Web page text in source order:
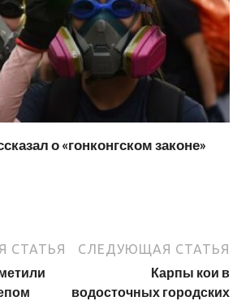
о «гонконгском законе»
СТАТЬЯ СЛЕДУЮЩАЯ СТАТЬЯ
Карпы кои в
водосточных городских